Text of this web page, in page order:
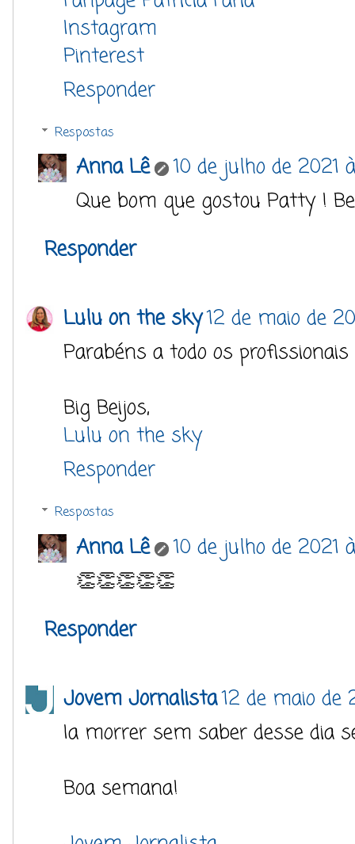
Instagram
Pinterest
Responder
Respostas
Anna Lê
10 de julho de 2021
Que bom que gostou Patty !
Responder
Lulu on the sky12 de maio de
Parabéns a todo os
Big Beijos,
Lulu on the sky
Responder
Respostas
Anna Lê
10 de julho de 2021
👏👏👏👏👏
Responder
Jovem Jornalista12 de maio de
Ia morrer sem saber desse dia
Boa semana!